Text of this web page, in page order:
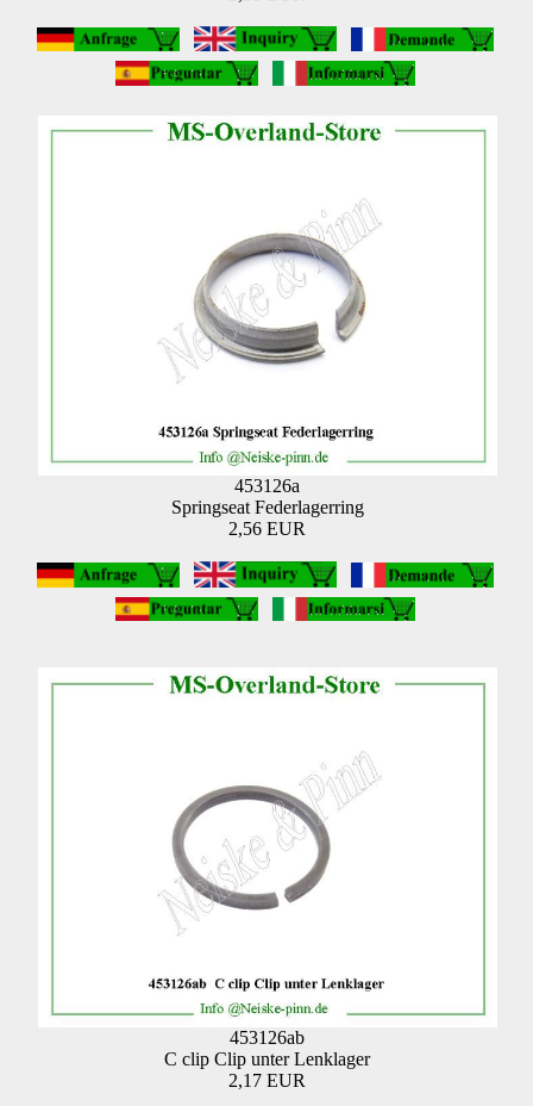
453126a
Springseat Federlagerring
2,56 EUR
453126ab
C clip Clip unter Lenklager
2,17 EUR